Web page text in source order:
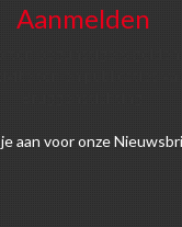
Aanmelden
je aan voor onze